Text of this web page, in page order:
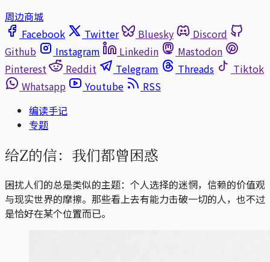
周边商城
Facebook
Twitter Bluesky
Discord
Github
Instagram Linkedin
Mastodon
Pinterest
Reddit Telegram Threads
Tiktok
Whatsapp
Youtube
RSS
编读手记
专题
给Z的信：我们都曾困惑
困扰人们的总是类似的主题：个人选择的迷惘，信赖的价值观
与现实世界的摩擦。那些看上去有能力击破一切的人，也不过
是恰好在某个位置而已。